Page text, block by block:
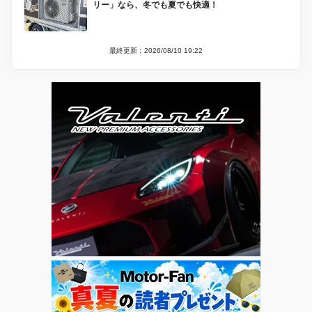
リー」なら、冬でも夏でも快適！
最終更新：2026/08/10 19:22